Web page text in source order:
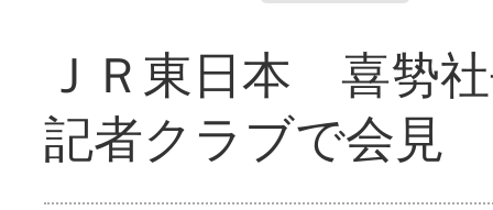
ＪＲ東日本 喜㔟
記者クラブで会見